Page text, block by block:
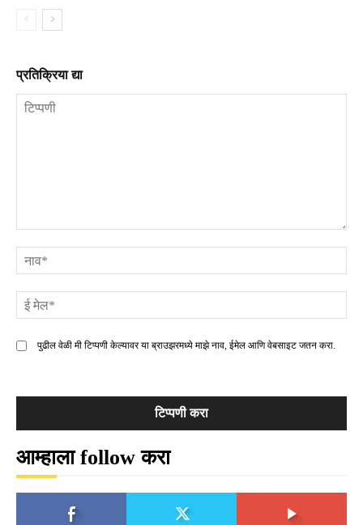
प्रतिक्रिया द्या
पुढील वेळी मी टिप्पणी केल्यावर या ब्राउझरमध्ये माझे नाव, ईमेल आणि वेबसाइट जतन करा.
आम्हाला follow करा